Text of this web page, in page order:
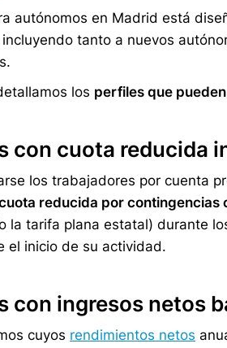
autónomos en Madrid está
tanto a nuevos
los perfiles que
con cuota reducida
los trabajadores por cuenta
reducida por contingencias
la tarifa plana estatal) durante
el inicio de su actividad.
con ingresos netos
cuyos rendimientos netos